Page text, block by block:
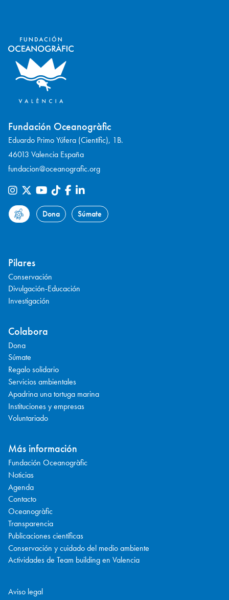
Fundación Oceanogràfic
Eduardo Primo Yúfera (Científic), 1B.
46013 Valencia España
fundacion@oceanografic.org
Dona Súmate
Pilares
Conservación
Divulgación-Educación
Investigación
Colabora
Dona
Súmate
Regalo solidario
Servicios ambientales
Apadrina una tortuga marina
Instituciones y empresas
Voluntariado
Más información
Fundación Oceanogràfic
Noticias
Agenda
Contacto
Oceanogràfic
Transparencia
Publicaciones científicas
Conservación y cuidado del medio ambiente
Actividades de Team building en Valencia
Aviso legal